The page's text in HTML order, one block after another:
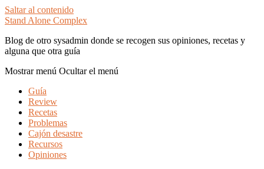
Saltar al contenido
Stand Alone Complex
Blog de otro sysadmin donde se recogen sus opiniones, recetas y
alguna que otra guía
Mostrar menú Ocultar el menú
Guía
Review
Recetas
Problemas
Cajón desastre
Recursos
Opiniones